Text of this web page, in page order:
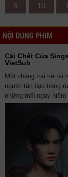
9 10
NỘI DUNG PHIM
Cái Chết Của
VietSub
Một chàng trai trẻ tài
người tàn bạo trong
những mối nguy